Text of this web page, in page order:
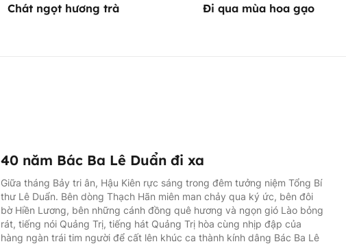
Chát ngọt hương trà Đi qua mùa hoa gạo
40 năm Bác Ba Lê Duẩn đi xa
Giữa tháng Bảy tri ân, Hậu Kiên rực sáng trong đêm tưởng niệm Tổng Bí
thư Lê Duẩn. Bên dòng Thạch Hãn miên man chảy qua ký ức, bên đôi
bờ Hiền Lương, bên những cánh đồng quê hương và ngọn gió Lào bỏng
rát, tiếng nói Quảng Trị, tiếng hát Quảng Trị hòa cùng nhịp đập của
hàng ngàn trái tim người để cất lên khúc ca thành kính dâng Bác Ba Lê